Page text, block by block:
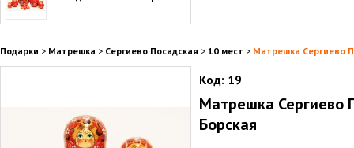
Подарки > Матрешка > Сергиево Посадская > 10 мест > Матрешка Сергиево
Код: 19
Матрешка Сергиево
Борская